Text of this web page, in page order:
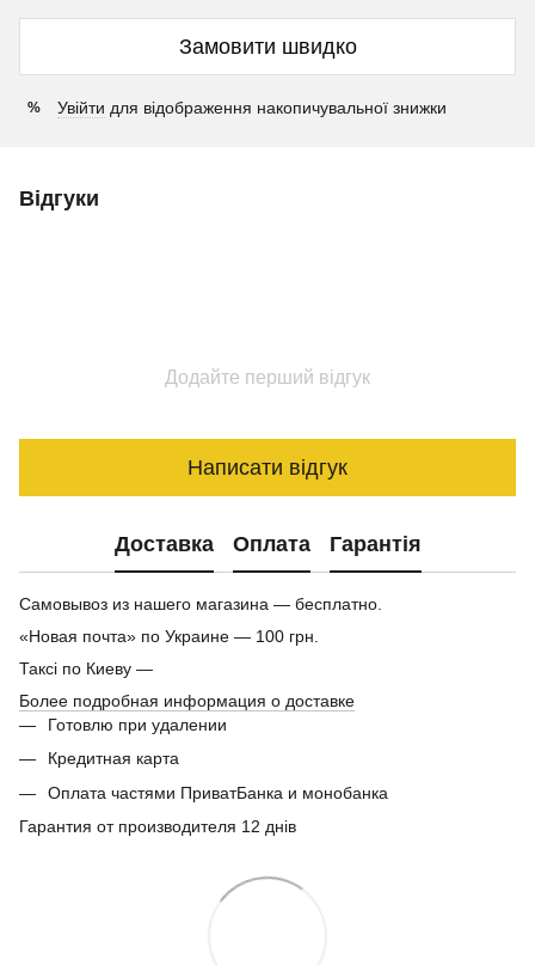
Замовити швидко
% Увійти для відображення накопичувальної знижки
Відгуки
Додайте перший відгук
Написати відгук
Доставка Оплата Гарантія
Самовывоз из нашего магазина — бесплатно.
«Новая почта» по Украине — 100 грн.
Таксі по Киеву —
Более подробная информация о доставке
Готовлю при удалении
Кредитная карта
Оплата частями ПриватБанка и монобанка
Гарантия от производителя 12 днів